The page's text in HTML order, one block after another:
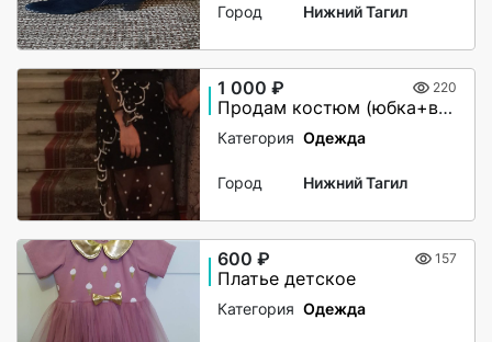
Город Нижний Тагил
1 000 ₽ 220
Продам костюм (юбка+верх)
Категория Одежда
Город Нижний Тагил
600 ₽ 157
Платье детское
Категория Одежда